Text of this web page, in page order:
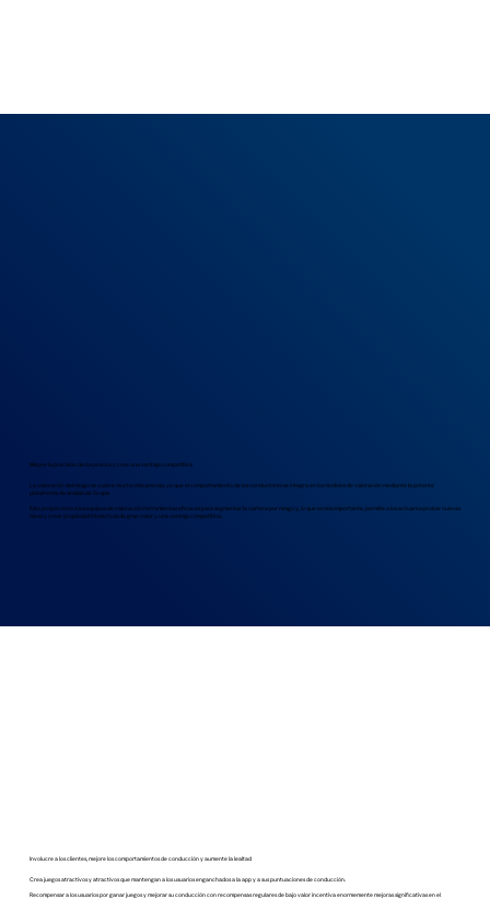
Mejore la precisión de los precios y cree una ventaja competitiva
La valoración del riesgo se vuelve mucho más precisa, ya que el comportamiento de los conductores se integra en los modelos de valoración mediante la potente
plataforma de análisis de Scope.
Esto proporciona a los equipos de valoración herramientas eficaces para segmentar la cartera por riesgo y, lo que es más importante, permite a los actuarios probar nuevas
ideas y crear propiedad intelectual de gran valor y una ventaja competitiva.
Involucre a los clientes, mejore los comportamientos de conducción y aumente la lealtad
Crea juegos atractivos y atractivos que mantengan a los usuarios enganchados a la app y a sus puntuaciones de conducción.
Recompensar a los usuarios por ganar juegos y mejorar su conducción con recompensas regulares de bajo valor incentiva enormemente mejoras significativas en el